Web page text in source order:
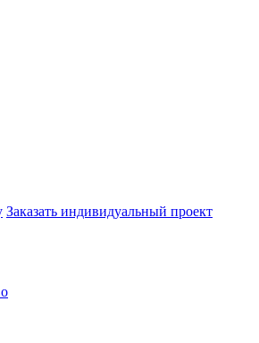
Заказать индивидуальный проект